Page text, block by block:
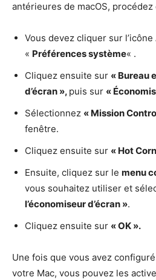
antérieures de macOS, procédez
Vous devez cliquer sur
« Préférences système« .
Cliquez ensuite sur « Bureau
d’écran », puis sur «
Sélectionnez « Mission
fenêtre.
Cliquez ensuite sur « Hot
Ensuite, cliquez sur le menu
vous souhaitez utiliser et
l’économiseur d’écran ».
Cliquez ensuite sur « OK ».
Une fois que vous avez
votre Mac, vous pouvez les